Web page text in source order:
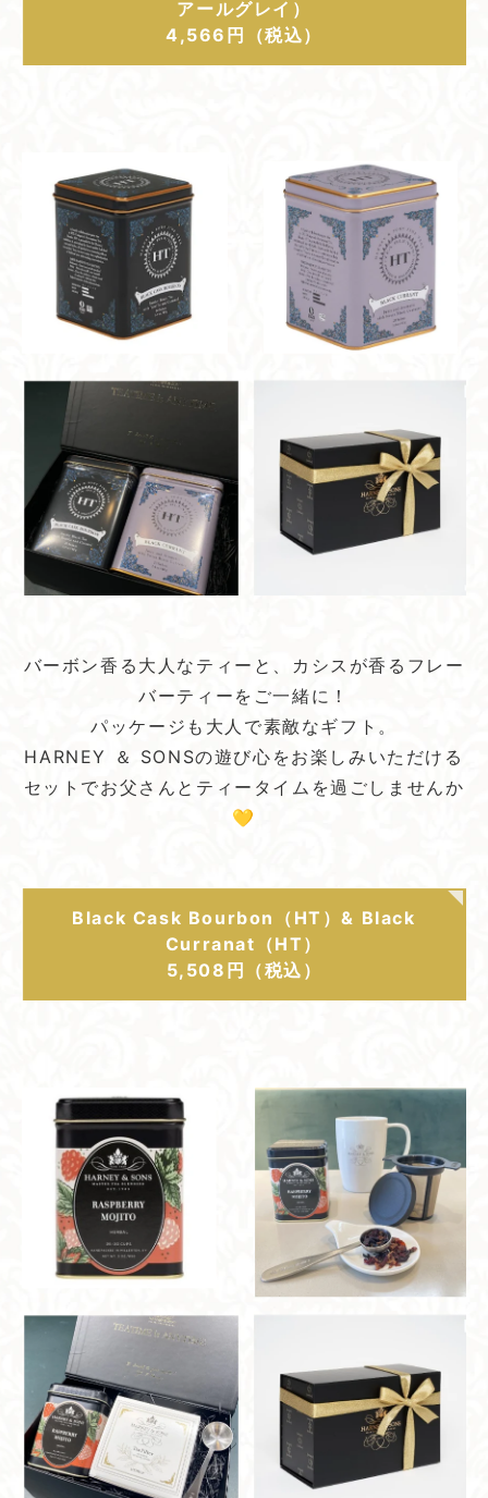
アールグレイ）
4,566円（税込）
バーボン香る大人なティーと、カシスが香るフレー
バーティーをご一緒に！
パッケージも大人で素敵なギフト。
HARNEY ＆ SONSの遊び心をお楽しみいただける
セットでお父さんとティータイムを過ごしませんか
💛
Black Cask Bourbon（HT）& Black
Curranat（HT）
5,508円（税込）